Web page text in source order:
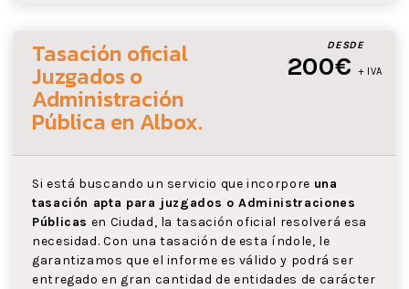
DESDE
200€ + IVA
Tasación oficial
Juzgados o
Administración
Pública en Albox.
Si está buscando un servicio que incorpore una
tasación apta para juzgados o Administraciones
Públicas en Ciudad, la tasación oficial resolverá esa
necesidad. Con una tasación de esta índole, le
garantizamos que el informe es válido y podrá ser
entregado en gran cantidad de entidades de carácter